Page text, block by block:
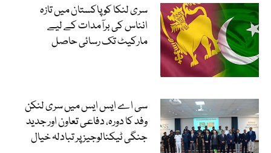
سری لنکا کو پاکستان میں تازہ
انناس کی برآمدات کے لیے
مارکیٹ تک رسائی حاصل
سی اے ایس ایس میں سری لنکن
وفد کا دورہ، دفاعی تعاون اور جدید
جنگی ٹیکنالوجیز پر تبادلہ خیال